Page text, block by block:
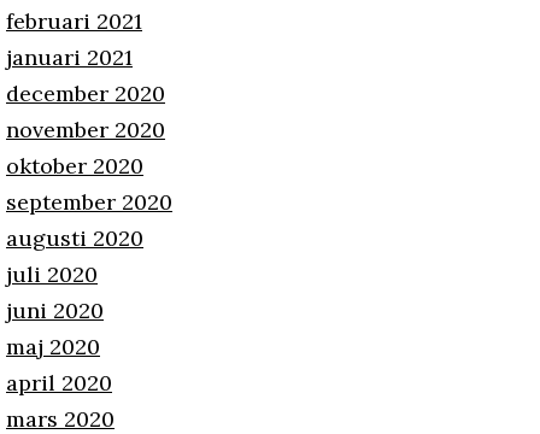
februari 2021
januari 2021
december 2020
november 2020
oktober 2020
september 2020
augusti 2020
juli 2020
juni 2020
maj 2020
april 2020
mars 2020